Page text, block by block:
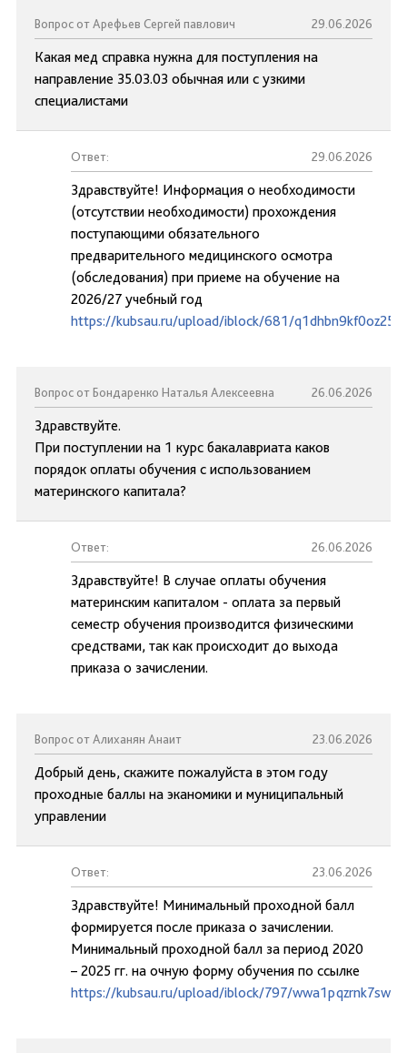
Вопрос от Арефьев Сергей павлович 29.06.2026
Какая мед справка нужна для поступления на
направление 35.03.03 обычная или с узкими
специалистами
Ответ: 29.06.2026
Здравствуйте! Информация о необходимости
(отсутствии необходимости) прохождения
поступающими обязательного
предварительного медицинского осмотра
(обследования) при приеме на обучение на
2026/27 учебный год
https://kubsau.ru/upload/iblock/681/
Вопрос от Бондаренко Наталья Алексеевна 26.06.2026
Здравствуйте.
При поступлении на 1 курс бакалавриата каков
порядок оплаты обучения с использованием
материнского капитала?
Ответ: 26.06.2026
Здравствуйте! В случае оплаты обучения
материнским капиталом - оплата за первый
семестр обучения производится физическими
средствами, так как происходит до выхода
приказа о зачислении.
Вопрос от Алиханян Анаит 23.06.2026
Добрый день, скажите пожалуйста в этом году
проходные баллы на эканомики и муниципальный
управлении
Ответ: 23.06.2026
Здравствуйте! Минимальный проходной балл
формируется после приказа о зачислении.
Минимальный проходной балл за период 2020
– 2025 гг. на очную форму обучения по ссылке
https://kubsau.ru/upload/iblock/797/